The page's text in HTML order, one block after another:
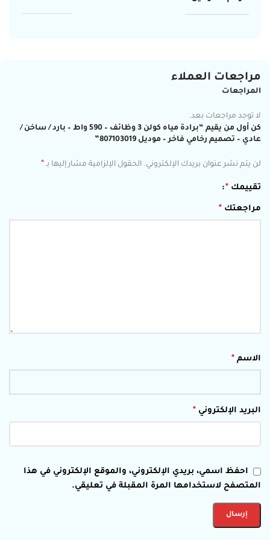
مراجعات العملاء
المراجعات
لا توجد مراجعات بعد.
كن أول من يقيم “برادة مياه كولن 3 وظائف – 590 واط – بارد / ساخن /
عادي – تصميم رخامي فاخر – موديل 807103019”
لن يتم نشر عنوان بريدك الإلكتروني. الحقول الإلزامية مشار إليها بـ *
تقييمك *
مراجعتك *
الاسم *
البريد الإلكتروني *
احفظ اسمي، بريدي الإلكتروني، والموقع الإلكتروني في هذا
المتصفح لاستخدامها المرة المقبلة في تعليقي.